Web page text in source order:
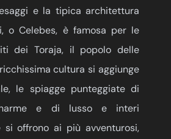
e la tipica architettura
o Celebes, è famosa per le
dei Toraja, il popolo delle
cultura si aggiunge
le spiagge punteggiate di
e di lusso e interi
si offrono ai più avventurosi,